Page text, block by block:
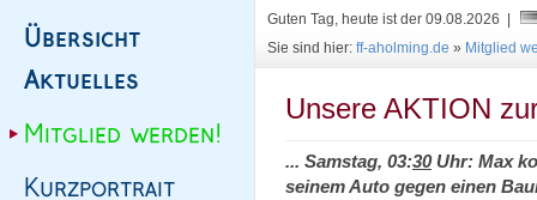
Guten Tag, heute ist der 09.08.2026 |
Sie sind hier: ff-aholming.de » Mitglied
Unsere AKTION
... Samstag, 03:30Uhr: Max
seinem Auto gegen einen